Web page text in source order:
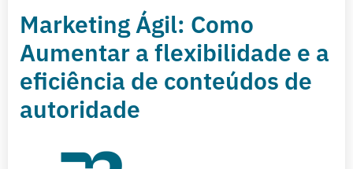
Marketing Ágil: Como
Aumentar a flexibilidade e a
eficiência de conteúdos de
autoridade